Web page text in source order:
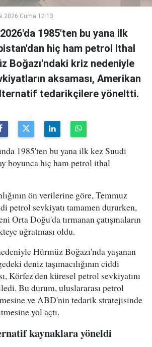
2026 Cuma 12:13
1985'ten bu yana ilk
hiç ham petrol ithal
Boğazı'ndaki kriz nedeniyle
aksaması, Amerikan
tedarikçilere yöneltti.
1985'ten bu yana ilk kez Suudi
boyunca hiç ham petrol ithal
ön verilerine göre, Temmuz
petrol sevkiyatı tamamen dururken,
Orta Doğu'da tırmanan çatışmaların
uğratması oldu.
Hürmüz Boğazı'nda yaşanan
deniz taşımacılığının ciddi
Körfez'den küresel petrol sevkiyatını
Bu durum, uluslararası petrol
ve ABD'nin tedarik stratejisinde
yol açtı.
kaynaklara yöneldi